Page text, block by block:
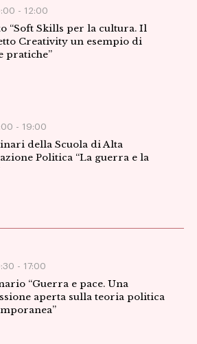
viste
- 12:00
“Soft Skills per la cultura. Il
Creativity un esempio di
pratiche”
- 19:00
della Scuola di Alta
Politica “La guerra e la
- 17:00
“Guerra e pace. Una
aperta sulla teoria politica